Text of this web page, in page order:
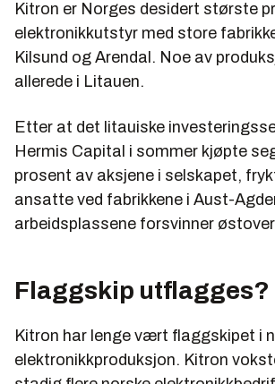
Kitron er Norges desidert største
elektronikkutstyr med store
Kilsund og Arendal. Noe av
allerede i Litauen.
Etter at det litauiske
Hermis Capital i sommer kjøpte
prosent av aksjene i selskapet,
ansatte ved fabrikkene i Aust-
arbeidsplassene forsvinner
Flaggskip utflagges?
Kitron har lenge vært flaggskipet i
elektronikkproduksjon. Kitron